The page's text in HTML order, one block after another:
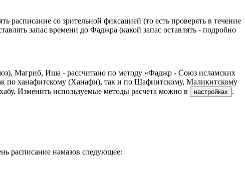
расписание со зрительной фиксацией (то есть проверять в течение
запас времени до Фаджра (какой запас оставлять - подробно
Магриб, Иша - рассчитано по методу «Фаджр - Союз исламских
ханафитскому (Ханафи), так и по Шафиитскому, Маликитскому
Изменить используемые методы расчета можно в
настройках .
расписание намазов следующее: